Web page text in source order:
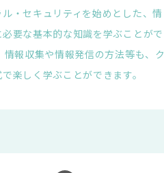
・セキュリティを始めとした、情
要な基本的な知識を学ぶことがで
情報収集や情報発信の方法等も、ク
楽しく学ぶことができます。